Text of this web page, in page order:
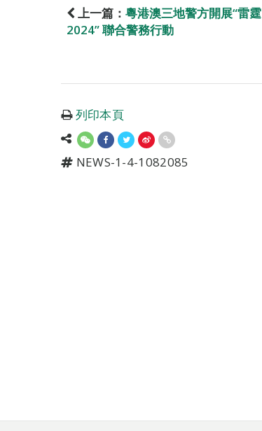
上一篇： 粵港澳三地警方開展“雷霆
2024” 聯合警務行動
列印本頁
NEWS-1-4-1082085